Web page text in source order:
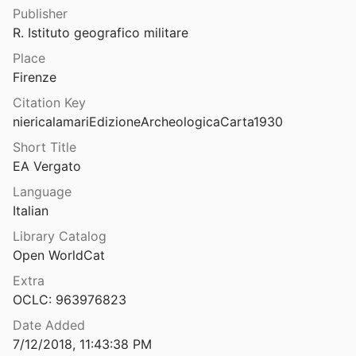
1938
della Carta d’Italia al 100000
della Carta d’Italia al 100000
della Carta d’Italia al 100000
della Carta d’Italia al 100000
della Carta d’Italia al 100000
della Carta d’Italia al 100000
Publisher
R. Istituto geografico militare
Place
Firenze
Citation Key
niericalamariEdizioneArcheologicaCarta1930
Short Title
EA Vergato
Language
Italian
Library Catalog
Open WorldCat
Extra
OCLC: 963976823
Date Added
7/12/2018, 11:43:38 PM